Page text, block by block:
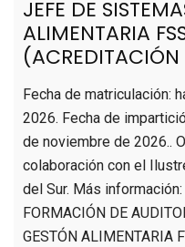
JEFE DE
ALIMENTARIA
Fecha de matriculación:
2026. Fecha de
de noviembre de 2026..
colaboración con el
del Sur. Más información:
FORMACIÓN DE
GESTÓN ALIMENTARIA